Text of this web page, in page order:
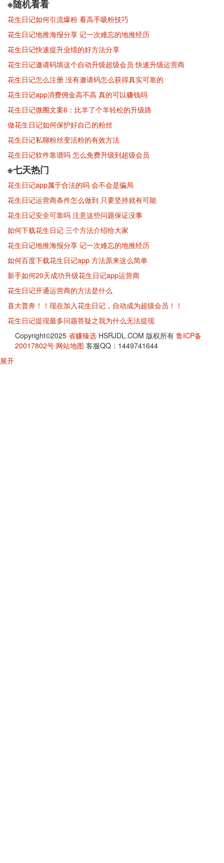
※随机看看
花生日记如何引流爆粉 看高手吸粉技巧
花生日记地推海报分享 记一次难忘的地推经历
花生日记快速提升业绩的好方法分享
花生日记邀请码填这个自动升级超级会员 快速升级运营商
花生日记怎么注册 没有邀请码怎么获得真实可靠的
花生日记app消费佣金高不高 真的可以赚钱吗
花生日记微圈文案6：比羊了个羊轻松的升级路
做花生日记如何保护好自己的粉丝
花生日记私聊粉丝变活粉的有效方法
花生日记软件靠谱吗 怎么免费升级到超级会员
※七天热门
花生日记app属于合法的吗 会不会是骗局
花生日记运营商条件怎么做到 只要坚持就有可能
花生日记安全可靠吗 注意这些问题保证没事
如何下载花生日记 三个方法介绍给大家
花生日记地推海报分享 记一次难忘的地推经历
如何百度下载花生日记app 方法原来这么简单
新手如何20天成功升级花生日记app运营商
花生日记开通运营商的方法是什么
喜大普奔！！现在加入花生日记，自动成为超级会员！！
花生日记提现最多问题答疑之我为什么无法提现
Copyright©2025 省赚臻选 HSRJDL.COM 版权所有 鲁ICP备
20017802号 网站地图 客服QQ：1449741644
展开